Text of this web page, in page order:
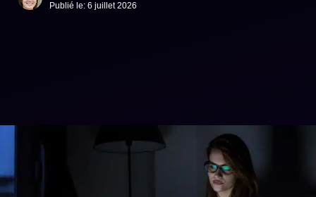
Publié le: 6 juillet 2026